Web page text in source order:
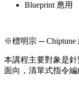
Blueprint 應用
※標明宗 ─ Chiptune
本講程主要對象是
面向，清單式指令編